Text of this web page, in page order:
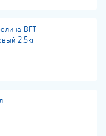
ВГТ
2,5кг